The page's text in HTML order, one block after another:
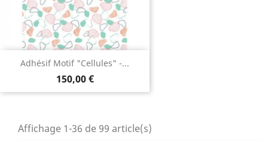
Adhésif Motif "Cellules" -...
150,00 €
Affichage 1-36 de 99 article(s)